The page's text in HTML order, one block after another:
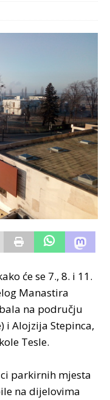
će se 7., 8. i 11.
Manastira
na području
i Alojzija Stepinca,
Tesle.
parkirnih mjesta
na dijelovima